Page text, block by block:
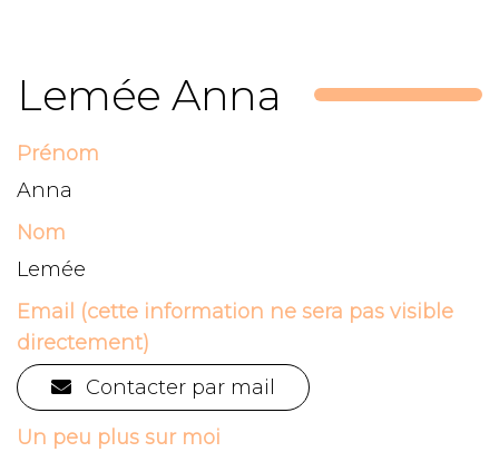
Lemée Anna
Prénom
Anna
Nom
Lemée
Email (cette information ne sera pas visible
directement)
Contacter par mail
Un peu plus sur moi